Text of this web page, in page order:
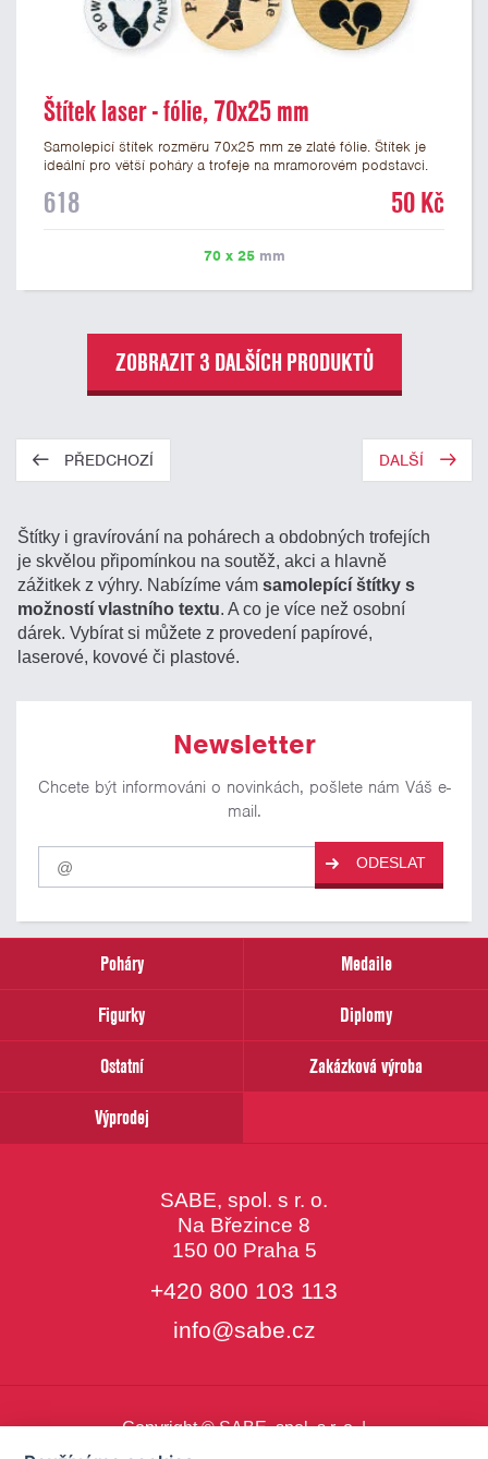
Štítek laser - fólie, 70x25 mm
Samolepicí štítek rozměru 70x25 mm ze zlaté fólie. Štítek je
ideální pro větší poháry a trofeje na mramorovém podstavci.
textu doporučujeme maximálně 3 řádky, aby byla zachována
prvním kroku objednávky.
618 50 Kč
70 x 25mm
ZOBRAZIT 3 DALŠÍCH PRODUKTŮ
PŘEDCHOZÍ DALŠÍ
Štítky i gravírování na pohárech a obdobných trofejích
je skvělou připomínkou na soutěž, akci a hlavně
zážitkek z výhry. Nabízíme vámsamolepící štítky s
možností vlastního textu. A co je více než osobní
dárek. Vybírat si můžete z provedení papírové,
laserové, kovové či plastové.
Newsletter
Chcete být informováni o novinkách, pošlete nám Váš e-
mail.
Pro
odběr
našich
email
ODESLAT
Poháry
Medaile
Figurky
Diplomy
Ostatní
Zakázková výroba
Výprodej
SABE, spol. s r. o.
Na Březince 8
150 00 Praha 5
+420 800 103 113
info@sabe.cz
Copyright © SABE, spol. s r. o. |